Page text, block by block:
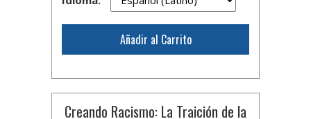
Añadir al Carrito
Creando Racismo: La Traición de la